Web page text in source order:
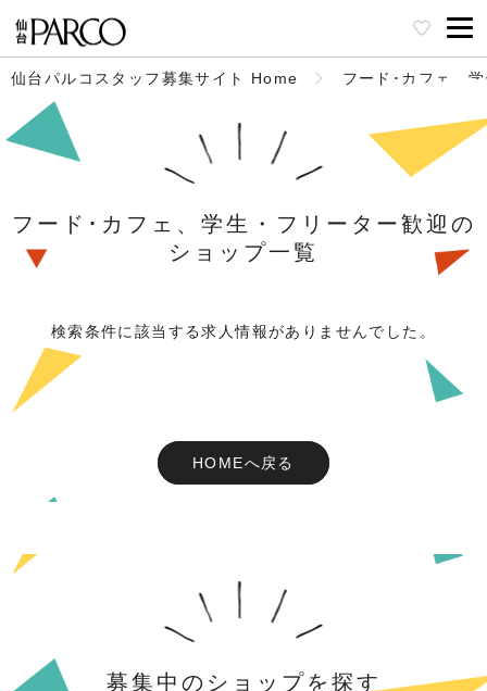
仙台パルコスタッフ募集サイト Home フード･カフェ、
フード･カフェ、学生・フリーター歓迎の
ショップ一覧
検索条件に該当する求人情報がありませんでした。
HOMEへ戻る
募集中のショップを探す